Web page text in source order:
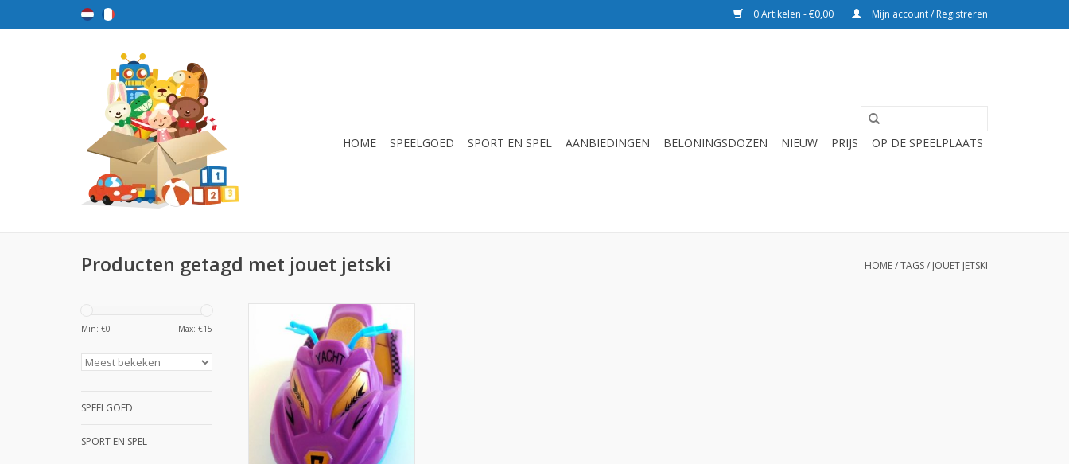
0 Artikelen - €0,00 Mijn account / Registreren
HOME SPEELGOED SPORT EN SPEL AANBIEDINGEN BELONINGSDOZEN NIEUW PRIJS OP DE SPEELPLAATS
Producten getagd met jouet jetski HOME/TAGS/ JOUET JETSKI
Min: €0 Max: €15
SPEELGOED
SPORT EN SPEL
Kleurrijke Jetski per 12 stuks
TOEVOEGEN AAN WINKELWAGEN